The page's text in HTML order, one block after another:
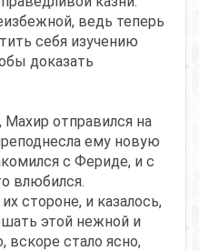
ведь теперь
себя изучению
доказать
Махир отправился на
ему новую
с Фериде, и с
влюбился.
стороне, и казалось,
этой нежной и
вскоре стало ясно,